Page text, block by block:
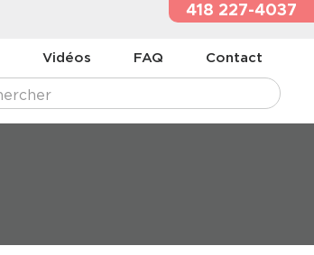
418 227-4037
Vidéos FAQ Contact